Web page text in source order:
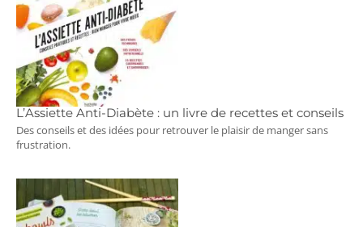
L’Assiette Anti-Diabète : un livre de recettes et conseils
Des conseils et des idées pour retrouver le plaisir de manger sans
frustration.